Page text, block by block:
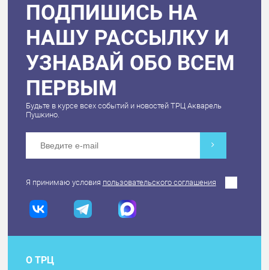
ПОДПИШИСЬ НА
НАШУ РАССЫЛКУ И
УЗНАВАЙ ОБО ВСЕМ
ПЕРВЫМ
Будьте в курсе всех событий и новостей ТРЦ Акварель
Пушкино.
Я принимаю условия пользовательского соглашения
О ТРЦ